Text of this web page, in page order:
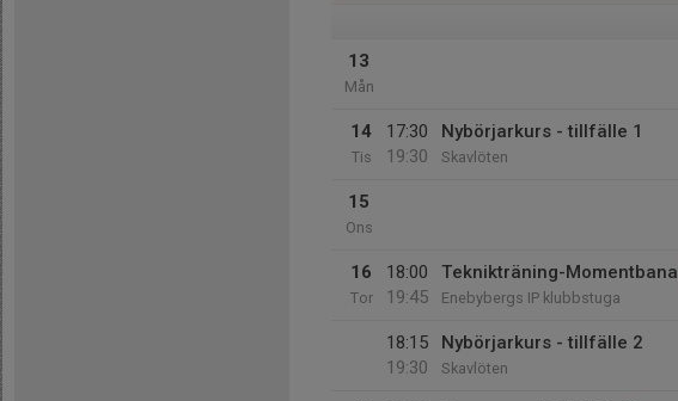
13
Mån
14
Tis
17:30
19:30
Nybörjarkurs - tillfälle 1
Skavlöten
15
Ons
16
Tor
18:00
19:45
Teknikträning-Momentbana
Enebybergs IP klubbstuga
18:15
19:30
Nybörjarkurs - tillfälle 2
Skavlöten